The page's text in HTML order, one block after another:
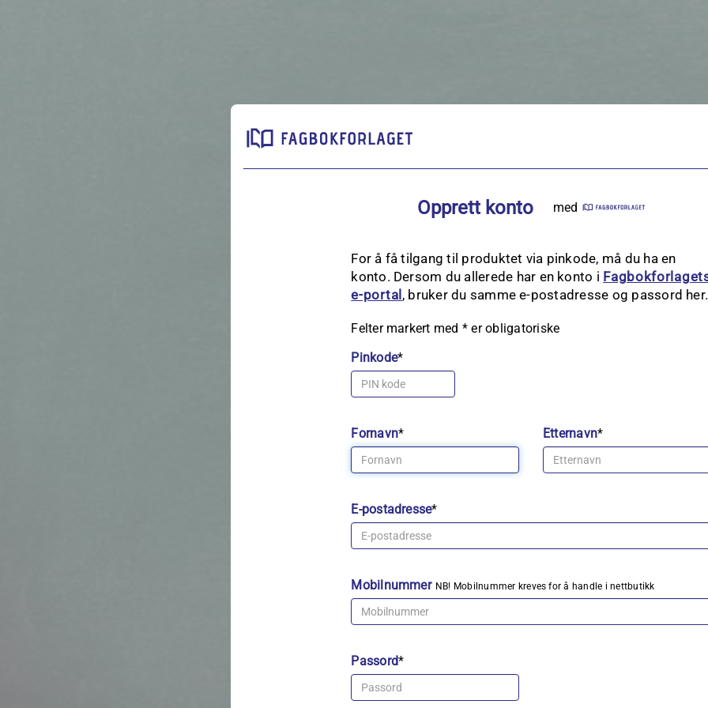
Opprett konto med
For å få tilgang til produktet via pinkode, må du ha en
konto. Dersom du allerede har en konto i
e‑portal, bruker du samme e-postadresse og passord her.
Felter markert med * er obligatoriske
Pinkode*
Fornavn* Etternavn*
E-postadresse*
Mobilnummer NB! Mobilnummer kreves for å handle i nettbutikk
Passord*